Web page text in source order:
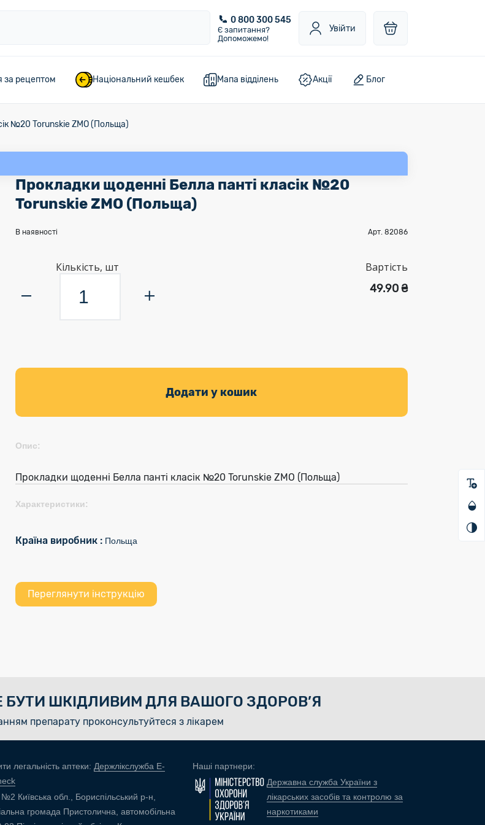
0 800 300 545
Є запитання?
Допоможемо!
Увійти
рецептом Національний кешбек Мапа відділень Акції Блог
№20 Torunskie ZMO (Польща)
Прокладки щоденні Белла панті класік №20
Torunskie ZMO (Польща)
В наявності Арт. 82086
Кількість, шт
Вартість
49.90 ₴
Додати у кошик
Опис:
Прокладки щоденні Белла панті класік №20 Torunskie ZMO (Польща)
Характеристики:
Країна виробник : Польща
Переглянути інструкцію
ШКІДЛИВИМ ДЛЯ ВАШОГО ЗДОРОВ’Я
препарату проконсультуйтеся з лікарем
легальність аптеки: Держлікслужба E-
Київська обл., Бориспільський р-н,
громада Пристолична, автомобільна
Наші партнери:
Державна служба України з
лікарських засобів та контролю за
наркотиками